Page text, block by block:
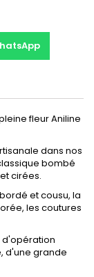
fleur Aniline
dans nos
bombé
cirées.
et cousu, la
les coutures
d'opération
d'une grande